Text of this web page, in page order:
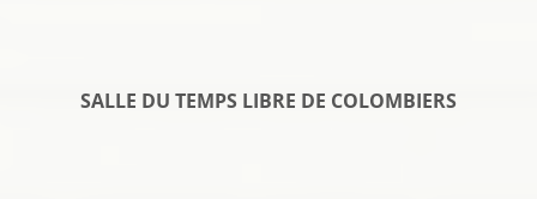
SALLE DU TEMPS LIBRE DE COLOMBIERS